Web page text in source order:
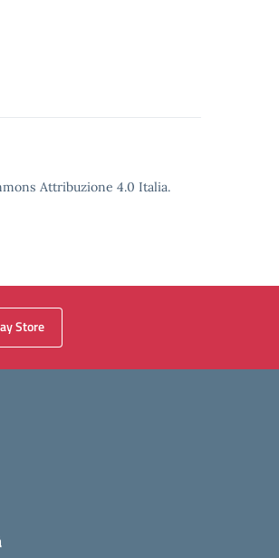
Attribuzione 4.0 Italia.
Store